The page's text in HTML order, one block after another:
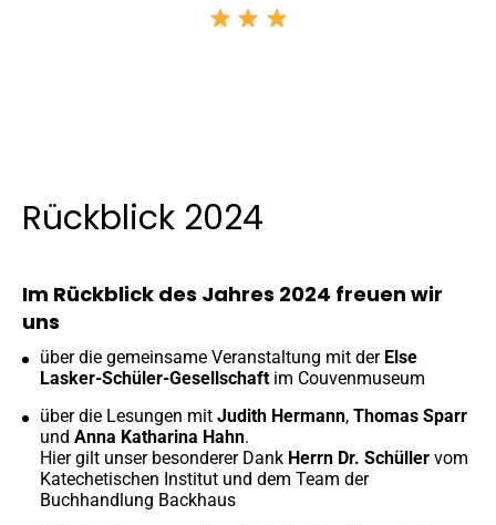
Rückblick 2024
Im Rückblick des Jahres 2024 freuen wir
uns
über die gemeinsame Veranstaltung mit der Else
Lasker-Schüler-Gesellschaftim Couvenmuseum
über die Lesungen mit Judith Hermann, Thomas Sparr
und Anna Katharina Hahn.
Hier gilt unser besonderer Dank Herrn Dr. Schüller vom
Katechetischen Institut und dem Team der
Buchhandlung Backhaus